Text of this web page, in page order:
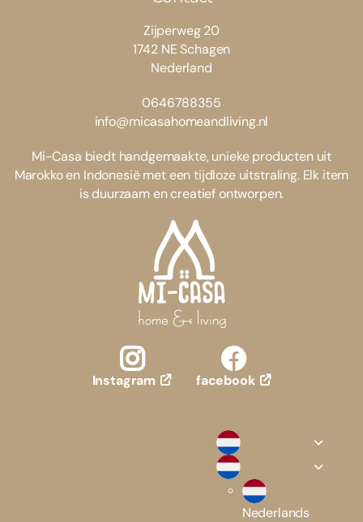
Zijperweg 20
1742 NE Schagen
Nederland
0646788355
info@micasahomeandliving.nl
Mi-Casa biedt handgemaakte, unieke producten uit
Marokko en Indonesië met een tijdloze uitstraling. Elk item
is duurzaam en creatief ontworpen.
Instagram facebook
Nederlands